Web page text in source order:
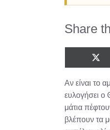
Share
on
Αν είναι το
ευλογήσει ο
μάτια
βλέπουν τα